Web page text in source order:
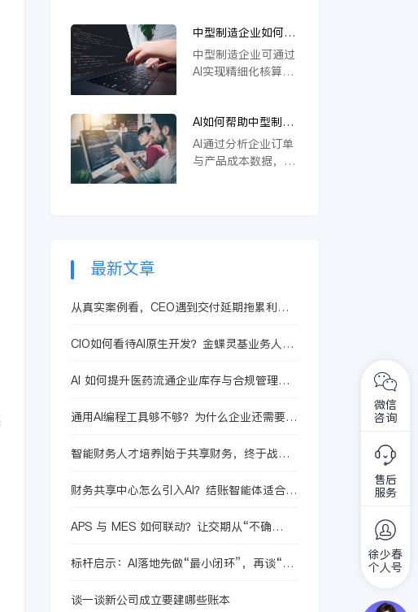
化资源配置，加强风
险控制，推动精细化
运营。
财融合，财务可提前
预警风险、优化资源
配置，支持科学决
价值链协同，确保战
略目标有效落地。
中型制造企业如何用
AI实现精细化核算？
中型制造企业可通过
AI实现精细化核算，
模块化设计（如
CBB）优化物料编码
管理，并借助AI合同
AI如何帮助中型制造
企业识别亏损订单和
低毛利产品？
AI通过分析企业订单
与产品成本数据，能
最新文章
从真实案例看，CEO遇到交付延期拖累利润
CIO如何看待AI原生开发？金蝶灵基业务人员
AI 如何提升医药流通企业库存与合规管理能
通用AI编程工具够不够？为什么企业还需要灵
智能财务人才培养|始于共享财务，终于战略
财务共享中心怎么引入AI？结账智能体适合先
APS 与 MES 如何联动？让交期从“不确
标杆启示：AI落地先做“最小闭环”，再谈“最
谈一谈新公司成立要建哪些账本
微信
咨询
售后
服务
徐少春
个人号